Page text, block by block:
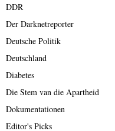
DDR
Der Darknetreporter
Deutsche Politik
Deutschland
Diabetes
Die Stem van die Apartheid
Dokumentationen
Editor's Picks